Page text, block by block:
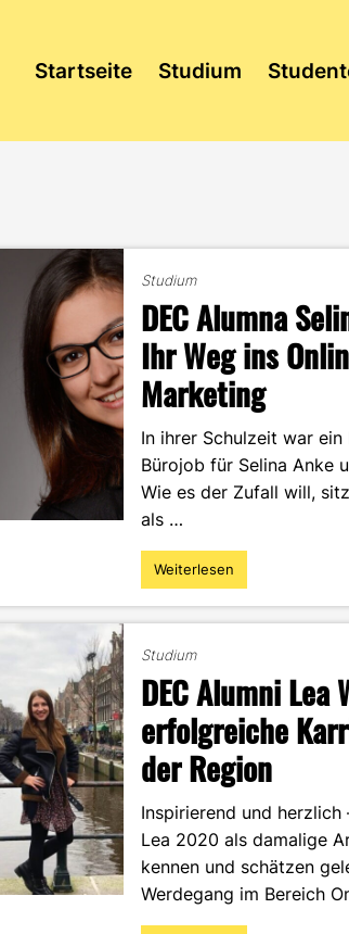
Startseite Studium
Studium
DEC Alumna
Ihr Weg ins
Marketing
In ihrer Schulzeit war ein
Bürojob für Selina Anke
Wie es der Zufall will,
als …
"DEC
Alumna
Ihr
Weg
ins
Online
Marketing"
Weiterlesen
Studium
DEC Alumni Lea
erfolgreiche
der Region
Inspirierend und herzlich
Lea 2020 als damalige
kennen und schätzen
Werdegang im Bereich